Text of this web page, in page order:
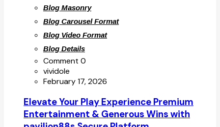
Blog Masonry
Blog Carousel Format
Blog Video Format
Blog Details
Comment 0
vividole
February 17, 2026
Elevate Your Play Experience Premium
Entertainment & Generous Wins with